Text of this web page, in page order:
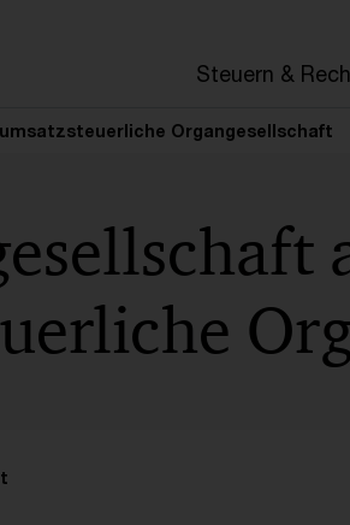
Steuern &
Organgesellschaft